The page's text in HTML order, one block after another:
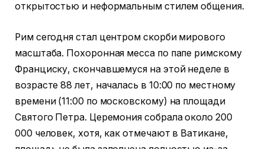
открытостью и неформальным стилем общения.
Рим сегодня стал центром скорби мирового
масштаба. Похоронная месса по папе римскому
Франциску, скончавшемуся на этой неделе в
возрасте 88 лет, началась в 10:00 по местному
времени (11:00 по московскому) на площади
Святого Петра. Церемония собрала около 200
000 человек, хотя, как отмечают в Ватикане,